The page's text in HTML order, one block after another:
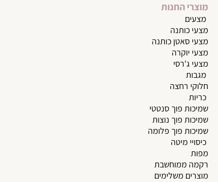
מוצרי החנות
מצעים
מצעי כותנה
מצעי סאטן כותנה
מצעי יוקרה
מצעי ג'רסי
מגבות
חלוקי רחצה
כריות
שמיכות פוך סנטטי
שמיכות פוך נוצות
שמיכות פוך פלומה
כיסויי מיטה
מפות
רקמה ממוחשבת
מוצרים משלימים